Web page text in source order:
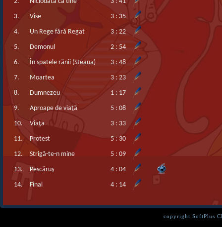
3. Vise 3 : 35
4. Un Rege fără Regat 3 : 22
5. Demonul 2 : 54
6. În spatele rănii (Steaua) 3 : 48
7. Moartea 3 : 23
8. Dumnezeu 1 : 17
9. Aproape de viaţă 5 : 08
10. Viaţa 3 : 33
11. Protest 5 : 30
12. Strigă-te-n mine 5 : 09
13. Pescăruş 4 : 04
14. Final 4 : 14
copyright SoftPlus